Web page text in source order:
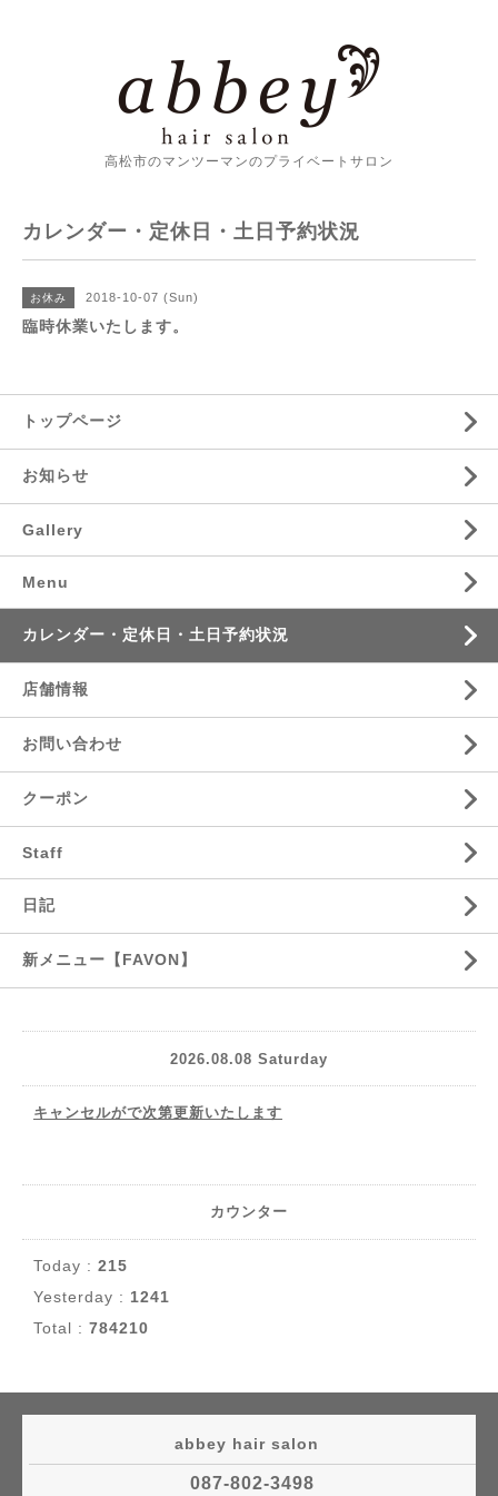
高松市のマンツーマンのプライベートサロン
カレンダー・定休日・土日予約状況
お休み 2018-10-07 (Sun)
臨時休業いたします。
トップページ
お知らせ
Gallery
Menu
カレンダー・定休日・土日予約状況
店舗情報
お問い合わせ
クーポン
Staff
日記
新メニュー【FAVON】
2026.08.08 Saturday
キャンセルがで次第更新いたします
カウンター
Today : 215
Yesterday : 1241
Total : 784210
abbey hair salon
087-802-3498